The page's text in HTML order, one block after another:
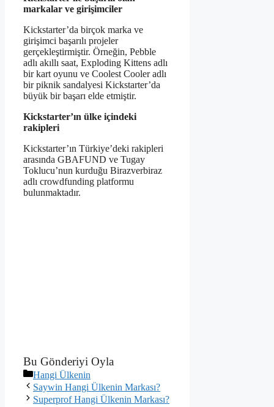
markalar ve girişimciler
Kickstarter’da birçok marka ve
girişimci başarılı projeler
gerçekleştirmiştir. Örneğin, Pebble
adlı akıllı saat, Exploding Kittens adlı
bir kart oyunu ve Coolest Cooler adlı
bir piknik sandalyesi Kickstarter’da
büyük bir başarı elde etmiştir.
Kickstarter’ın ülke içindeki
rakipleri
Kickstarter’ın Türkiye’deki rakipleri
arasında GBAFUND ve Tugay
Toklucu’nun kurduğu Birazverbiraz
adlı crowdfunding platformu
bulunmaktadır.
Bu Gönderiyi Oyla
Kategoriler
Hangi Ülkenin
Saywin Hangi Ülkenin Markası?
Superprof Hangi Ülkenin Markası?